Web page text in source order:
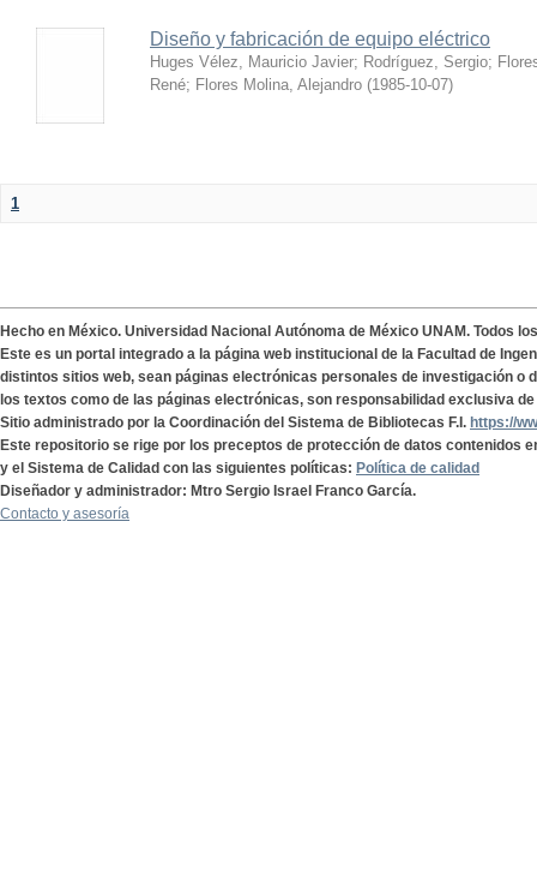
Diseño y fabricación de equipo eléctrico
Huges Vélez, Mauricio Javier; Rodríguez, Sergio;
René; Flores Molina, Alejandro (1985-10-07)
1
Hecho en México. Universidad Nacional Autónoma de México UNAM. Todos
Este es un portal integrado a la página web institucional de la Facultad de
distintos sitios web, sean páginas electrónicas personales de investigación o
los textos como de las páginas electrónicas, son responsabilidad exclusiva
Sitio administrado por la Coordinación del Sistema de Bibliotecas F.I. https://
Este repositorio se rige por los preceptos de protección de datos contenidos
y el Sistema de Calidad con las siguientes políticas: Política de calidad
Diseñador y administrador: Mtro Sergio Israel Franco García.
Contacto y asesoría